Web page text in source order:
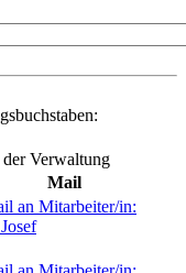
Verwaltung
Mail